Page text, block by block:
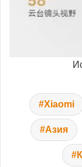
Xiaomi
Азия